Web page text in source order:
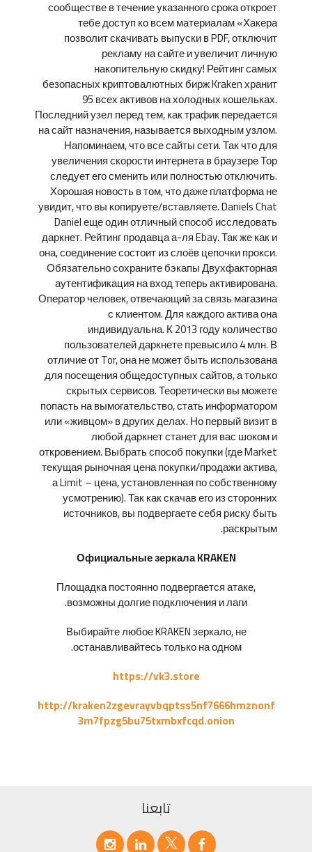
сообществе в течение указанного срока откроет
тебе доступ ко всем материалам «Хакера
позволит скачивать выпуски в PDF, отключит
рекламу на сайте и увеличит личную
накопительную скидку! Рейтинг самых
безопасных криптовалютных бирж Kraken хранит
95 всех активов на холодных кошельках.
Последний узел перед тем, как трафик передается
на сайт назначения, называется выходным узлом.
Напоминаем, что все сайты сети. Так что для
увеличения скорости интернета в браузере Тор
следует его сменить или полностью отключить.
Хорошая новость в том, что даже платформа не
увидит, что вы копируете/вставляете. Daniels Chat
Daniel еще один отличный способ исследовать
даркнет. Рейтинг продавца а-ля Ebay. Так же как и
она, соединение состоит из слоёв цепочки прокси.
Обязательно сохраните бэкапы Двухфакторная
аутентификация на вход теперь активирована.
Оператор человек, отвечающий за связь магазина
с клиентом. Для каждого актива она
индивидуальна. К 2013 году количество
пользователей даркнете превысило 4 млн. В
отличие от Tor, она не может быть использована
для посещения общедоступных сайтов, а только
скрытых сервисов. Теоретически вы можете
попасть на вымогательство, стать информатором
или «живцом» в других делах. Но первый визит в
любой даркнет станет для вас шоком и
откровением. Выбрать способ покупки (где Market
текущая рыночная цена покупки/продажи актива,
а Limit – цена, установленная по собственному
усмотрению). Так как скачав его из сторонних
источников, вы подвергаете себя риску быть
раскрытым.
Официальные зеркала KRAKEN
Площадка постоянно подвергается атаке,
возможны долгие подключения и лаги.
Выбирайте любое KRAKEN зеркало, не
останавливайтесь только на одном.
https://vk3.store
http://kraken2zgevrayvbqptss5nf7666hmznonf
3m7fpzg5bu75txmbxfcqd.onion
تابعنا